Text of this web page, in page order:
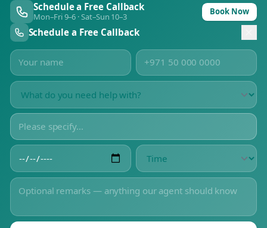
Schedule a Free Callback
Mon–Fri 9–6 · Sat–Sun 10–3 Book Now
Schedule a Free Callback